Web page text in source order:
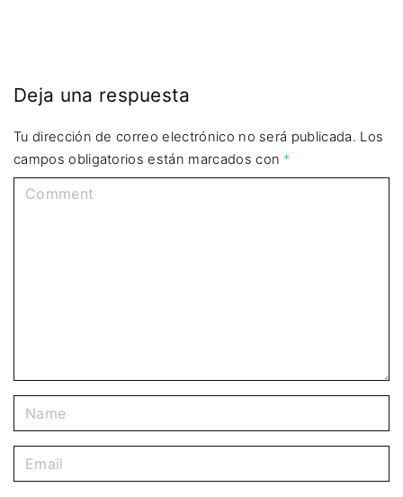
Deja una respuesta
Tu dirección de correo electrónico no será publicada. Los
campos obligatorios están marcados con *